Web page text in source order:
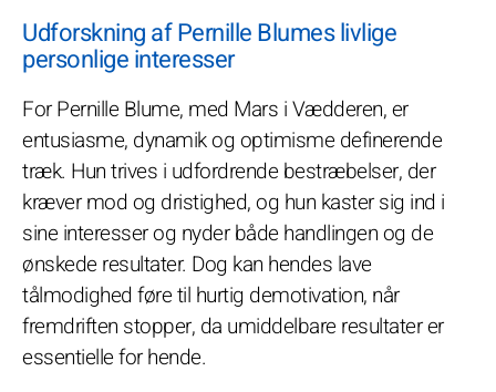
Udforskning af Pernille Blumes livlige
personlige interesser
For Pernille Blume, med Mars i Vædderen, er
entusiasme, dynamik og optimisme definerende
træk. Hun trives i udfordrende bestræbelser, der
kræver mod og dristighed, og hun kaster sig ind i
sine interesser og nyder både handlingen og de
ønskede resultater. Dog kan hendes lave
tålmodighed føre til hurtig demotivation, når
fremdriften stopper, da umiddelbare resultater er
essentielle for hende.